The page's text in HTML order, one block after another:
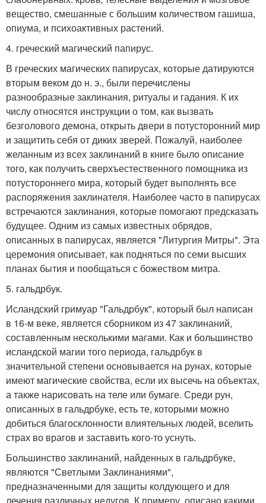
вещество, смешанные с большим количеством гашиша,
опиума, и психоактивных растений.
4. греческий магический папирус.
В греческих магических папирусах, которые датируются
вторым веком до н. э., были перечислены
разнообразные заклинания, ритуалы и гадания. К их
числу относятся инструкции о том, как вызвать
безголового демона, открыть двери в потусторонний мир
и защитить себя от диких зверей. Пожалуй, наиболее
желанным из всех заклинаний в книге было описание
того, как получить сверхъестественного помощника из
потустороннего мира, который будет выполнять все
распоряжения заклинателя. Наиболее часто в папирусах
встречаются заклинания, которые помогают предсказать
будущее. Одним из самых известных обрядов,
описанных в папирусах, является "Литургия Митры". Эта
церемония описывает, как подняться по семи высших
планах бытия и пообщаться с божеством митра.
5. гальдрбук.
Исландский гримуар "Гальдрбук", который был написан
в 16-м веке, является сборником из 47 заклинаний,
составленным несколькими магами. Как и большинство
исландской магии того периода, гальдрбук в
значительной степени основывается на рунах, которые
имеют магические свойства, если их высечь на объектах,
а также нарисовать на теле или бумаге. Среди рун,
описанных в гальдрбуке, есть те, которыми можно
добиться благосклонности влиятельных людей, вселить
страх во врагов и заставить кого-то уснуть.
Большинство заклинаний, найденных в гальдрбуке,
являются "Светлыми Заклинаниями",
предназначенными для защиты колдующего и для